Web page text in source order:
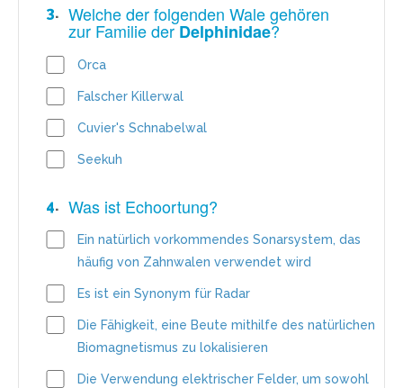
3. Welche der folgenden Wale gehören
zur Familie derDelphinidae?
Orca
Falscher Killerwal
Cuvier's Schnabelwal
Seekuh
4. Was ist Echoortung?
Ein natürlich vorkommendes Sonarsystem, das
häufig von Zahnwalen verwendet wird
Es ist ein Synonym für Radar
Die Fähigkeit, eine Beute mithilfe des natürlichen
Biomagnetismus zu lokalisieren
Die Verwendung elektrischer Felder, um sowohl